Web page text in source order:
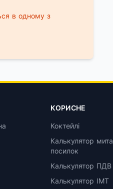
в одному з
КОРИСНЕ
Коктейлі
Калькулятор мита
посилок
Калькулятор ПДВ
Калькулятор ІМТ